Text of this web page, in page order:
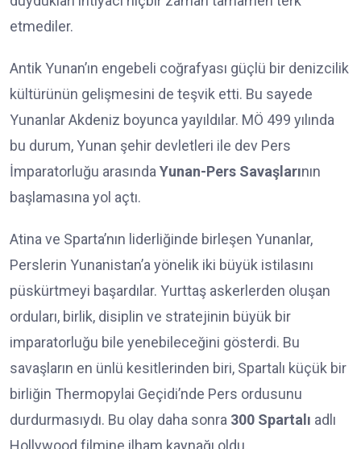
etmediler.
Antik Yunan’ın engebeli coğrafyası güçlü bir denizcilik
kültürünün gelişmesini de teşvik etti. Bu sayede
Yunanlar Akdeniz boyunca yayıldılar. MÖ 499 yılında
bu durum, Yunan şehir devletleri ile dev Pers
İmparatorluğu arasındaYunan-Pers Savaşlarının
başlamasına yol açtı.
Atina ve Sparta’nın liderliğinde birleşen Yunanlar,
Perslerin Yunanistan’a yönelik iki büyük istilasını
püskürtmeyi başardılar. Yurttaş askerlerden oluşan
orduları, birlik, disiplin ve stratejinin büyük bir
imparatorluğu bile yenebileceğini gösterdi. Bu
savaşların en ünlü kesitlerinden biri, Spartalı küçük bir
birliğin Thermopylai Geçidi’nde Pers ordusunu
durdurmasıydı. Bu olay daha sonra 300 Spartalı adlı
Hollywood filmine ilham kaynağı oldu.